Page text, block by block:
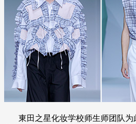
東田之星化妆学校师生师团队为